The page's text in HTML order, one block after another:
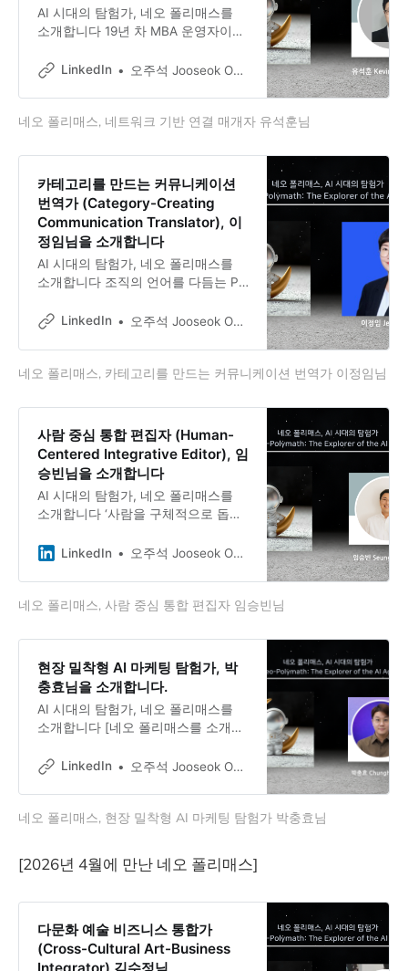
AI 시대의 탐험가, 네오 폴리매스를
소개합니다 19년 차 MBA 운영자이자
허브, Kevin Seokhun Yu 유석훈님과
글로벌 경영 리더로 성장하는 여정 옆
에서, Kevin Seokhun Yu 유석훈 님은
알토대/헬싱키경제대 MBA의 입학 홍
보부터 총동문회 운영, 그리고 졸업생
들의 비즈니스와 커리어를 연결하는
일까지.
LinkedIn 오주석 Jooseok Oh, DBA, Ph.D.
네오 폴리매스, 네트워크 기반 연결 매개자 유석훈님
카테고리를 만드는 커뮤니케이션
번역가 (Category-Creating
Communication Translator), 이
정임님을 소개합니다
AI 시대의 탐험가, 네오 폴리매스를
소개합니다 조직의 언어를 다듬는 PR
대화 20년 넘게 PR과 브랜드 커뮤니
이정임 님은 지금 ‘오늘랩(onel.lab)‘이
라는 1인 PR·브랜드 커뮤니케이션 회
들의 ‘외부 홍보팀장(Fractional PR
Lead)’으로 일하고 있습니다.
LinkedIn 오주석 Jooseok Oh, DBA, Ph.D.
네오 폴리매스, 카테고리를 만드는 커뮤니케이션 번역가 이정임님
사람 중심 통합 편집자 (Human-
Centered Integrative Editor), 임
승빈님을 소개합니다
AI 시대의 탐험가, 네오 폴리매스를
소개합니다 ‘사람을 구체적으로 돕는
임승빈님과의 대화 이지스퍼블리싱에
직장인의 일과 삶을 돕는 ‘된다! 시리
즈’를 주력으로, 최근에는 《된다! 링
노출》의 책임 편집을 맡으며 AI 시대
의 출판 현장을 가장 가까이서 마주하
고 있습니다.
LinkedIn 오주석 Jooseok Oh, DBA, Ph.D.
네오 폴리매스, 사람 중심 통합 편집자 임승빈님
현장 밀착형 AI 마케팅 탐험가, 박
충효님을 소개합니다.
AI 시대의 탐험가, 네오 폴리매스를
소개합니다 [네오 폴리매스를 소개합
팅 탐험가 (Field-Driven AI Marketing
예술 기획자의 삶을 겹쳐온 Chung
LinkedIn 오주석 Jooseok Oh, DBA, Ph.D.
네오 폴리매스, 현장 밀착형 AI 마케팅 탐험가 박충효님
[2026년 4월에 만난 네오 폴리매스]
다문화 예술 비즈니스 통합가
(Cross-Cultural Art-Business